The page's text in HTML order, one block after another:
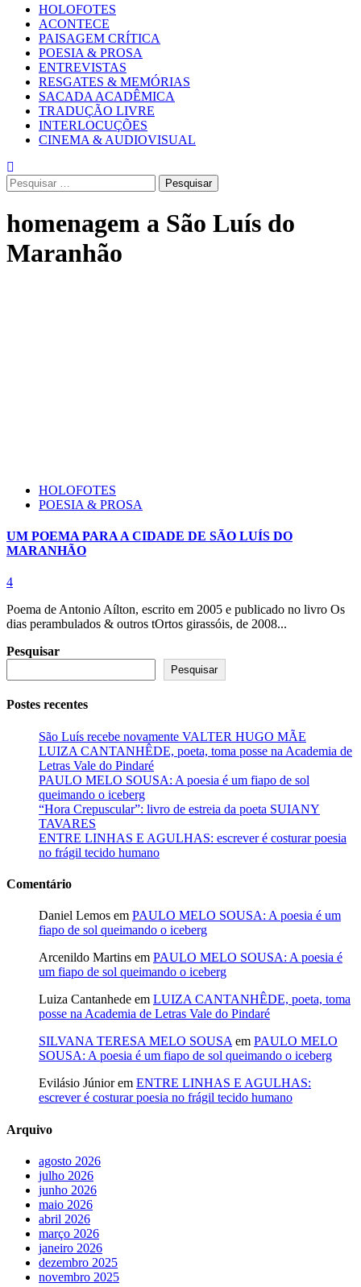
Primary
Menu
HOLOFOTES
ACONTECE
PAISAGEM CRÍTICA
POESIA & PROSA
ENTREVISTAS
RESGATES & MEMÓRIAS
SACADA ACADÊMICA
TRADUÇÃO LIVRE
INTERLOCUÇÕES
CINEMA & AUDIOVISUAL
Pesquisar
por:
homenagem a São Luís do
Maranhão
HOLOFOTES
POESIA & PROSA
UM POEMA PARA A CIDADE DE SÃO LUÍS DO
MARANHÃO
4
Poema de Antonio Aílton, escrito em 2005 e publicado no livro Os
dias perambulados & outros tOrtos girassóis, de 2008...
Pesquisar
Pesquisar
Postes recentes
São Luís recebe novamente VALTER HUGO MÃE
LUIZA CANTANHÊDE, poeta, toma posse na Academia de
Letras Vale do Pindaré
PAULO MELO SOUSA: A poesia é um fiapo de sol
queimando o iceberg
“Hora Crepuscular”: livro de estreia da poeta SUIANY
TAVARES
ENTRE LINHAS E AGULHAS: escrever é costurar poesia
no frágil tecido humano
Comentário
Daniel Lemos em PAULO MELO SOUSA: A poesia é um
fiapo de sol queimando o iceberg
Arcenildo Martins em PAULO MELO SOUSA: A poesia é
um fiapo de sol queimando o iceberg
Luiza Cantanhede em LUIZA CANTANHÊDE, poeta, toma
posse na Academia de Letras Vale do Pindaré
SILVANA TERESA MELO SOUSA em PAULO MELO
SOUSA: A poesia é um fiapo de sol queimando o iceberg
Evilásio Júniorem ENTRE LINHAS E AGULHAS:
escrever é costurar poesia no frágil tecido humano
Arquivo
agosto 2026
julho 2026
junho 2026
maio 2026
abril 2026
março 2026
janeiro 2026
dezembro 2025
novembro 2025